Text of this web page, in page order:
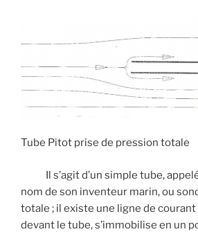
Tube Pitot prise de pression totale
Il s’agit d’un simple tube,
nom de son inventeur marin, ou
totale ; il existe une ligne de
devant le tube, s’immobilise en un